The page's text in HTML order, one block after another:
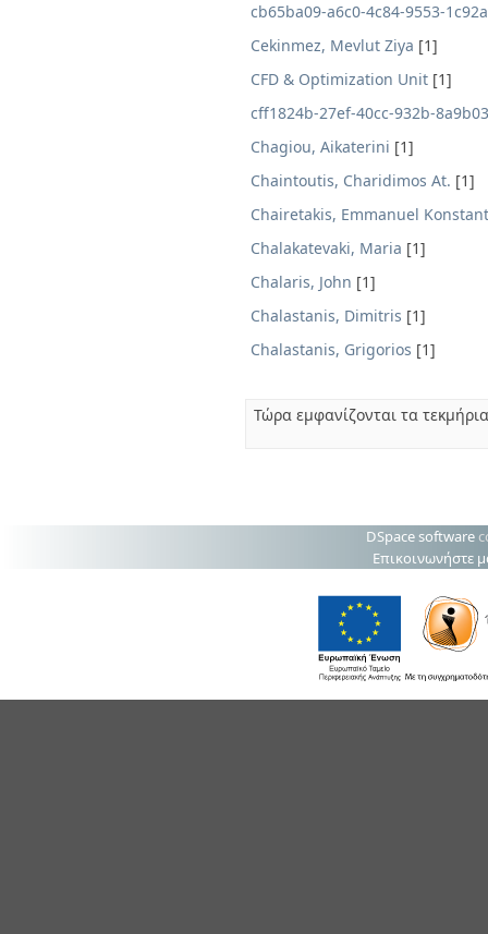
cb65ba09-a6c0-4c84-9553-
Cekinmez, Mevlut Ziya [1]
CFD & Optimization Unit [1]
cff1824b-27ef-40cc-932b-
Chagiou, Aikaterini [1]
Chaintoutis, Charidimos At. [1]
Chairetakis, Emmanuel
Chalakatevaki, Maria [1]
Chalaris, John [1]
Chalastanis, Dimitris [1]
Chalastanis, Grigorios [1]
Τώρα εμφανίζονται τα
DSpace software
Επικοινωνήστε